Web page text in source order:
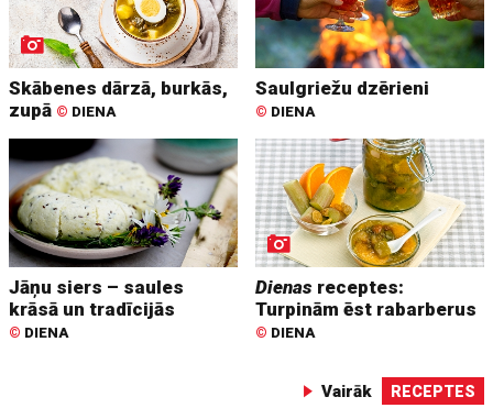
Skābenes dārzā, burkās,
zupā © DIENA
Saulgriežu dzērieni
© DIENA
Jāņu siers – saules
krāsā un tradīcijās
© DIENA
Dienas receptes:
Turpinām ēst rabarberus
© DIENA
Vairāk RECEPTES